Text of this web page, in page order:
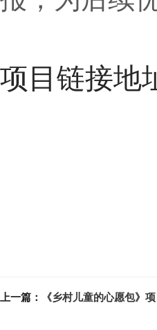
项目链接地
上一篇： 《乡村儿童的心愿包》项